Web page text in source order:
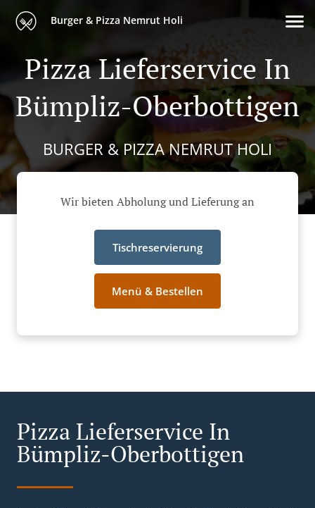
Burger & Pizza Nemrut Holi
Pizza Lieferservice In
Bümpliz-Oberbottigen
BURGER & PIZZA NEMRUT HOLI
Wir bieten Abholung und Lieferung an
Tischreservierung
Menü & Bestellen
Pizza Lieferservice In
Bümpliz-Oberbottigen